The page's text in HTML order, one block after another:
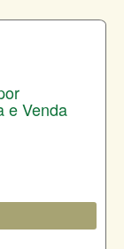
e Venda